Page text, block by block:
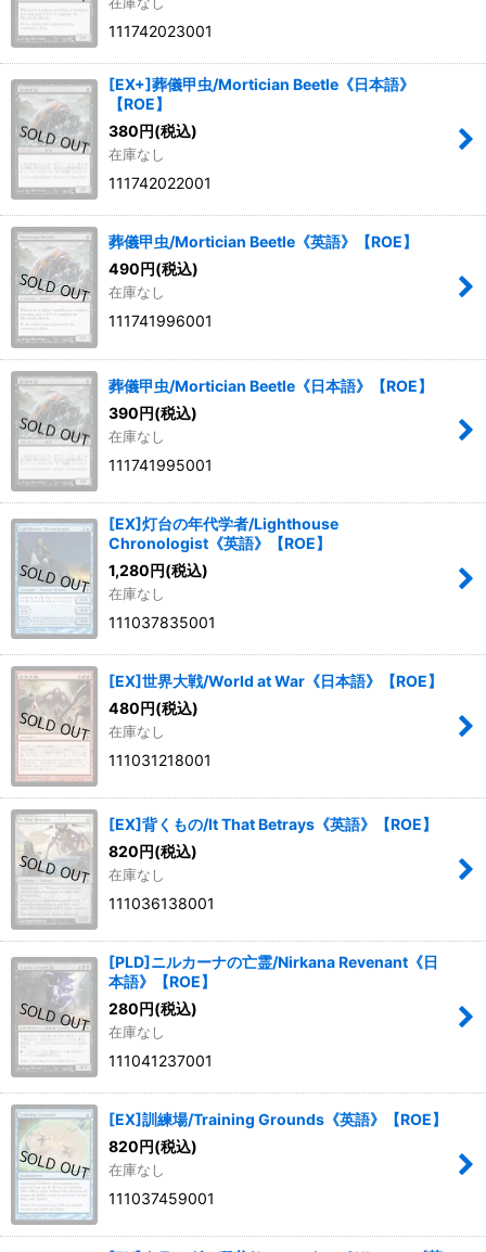
111742023001
[EX+]葬儀甲虫/Mortician Beetle《日本語》
【ROE】
380円(税込)
在庫なし
111742022001
葬儀甲虫/Mortician Beetle《英語》【ROE】
490円(税込)
在庫なし
111741996001
葬儀甲虫/Mortician Beetle《日本語》【ROE】
390円(税込)
在庫なし
111741995001
[EX]灯台の年代学者/Lighthouse
Chronologist《英語》【ROE】
1,280円(税込)
在庫なし
111037835001
[EX]世界大戦/World at War《日本語》【ROE】
480円(税込)
在庫なし
111031218001
[EX]背くもの/It That Betrays《英語》【ROE】
820円(税込)
在庫なし
111036138001
[PLD]ニルカーナの亡霊/Nirkana Revenant《日
本語》【ROE】
280円(税込)
在庫なし
111041237001
[EX]訓練場/Training Grounds《英語》【ROE】
820円(税込)
在庫なし
111037459001